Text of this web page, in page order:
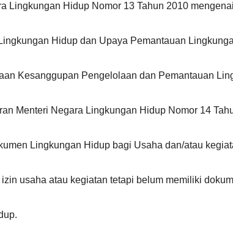
Lingkungan Hidup Nomor 13 Tahun 2010
Hidup dan Upaya Pemantauan
Kesanggupan Pengelolaan dan Pemantauan
Menteri Negara Lingkungan Hidup Nomor 14
Lingkungan Hidup bagi Usaha dan/atau
usaha atau kegiatan tetapi belum memiliki